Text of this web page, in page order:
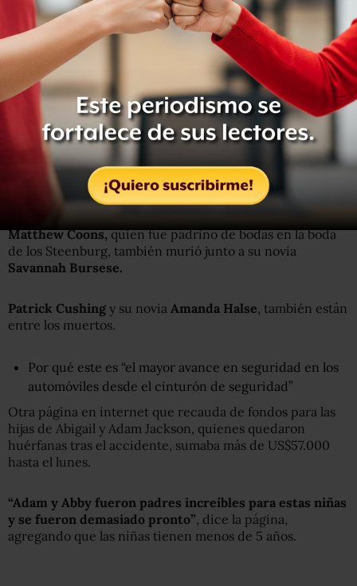
Cortesía de la familia
En la limusina también fallecieron las hermanas Allison
King, Abby Jackson, Mary Dyson y Amy Steenburg.
Otras víctimas incluyen aRobert y Mary Dyson
se casaron en 2009 y tienen un hijo.
Matthew Coons,quien fue padrino de bodas en la boda
de los Steenburg, también murió junto a su novia
Savannah Bursese.
Patrick Cushing y su novia Amanda Halse , también están
entre los muertos.
Por qué este es “el mayor avance en seguridad en los
automóviles desde el cinturón de seguridad”
Otra página en internet que recauda de fondos para las
hijas de Abigail y Adam Jackson, quienes quedaron
huérfanas tras el accidente, sumaba más de US$57.000
hasta el lunes.
“Adam y Abby fueron padres increíbles para estas niñas
y se fueron demasiado pronto” , dice la página,
agregando que las niñas tienen menos de 5 años.